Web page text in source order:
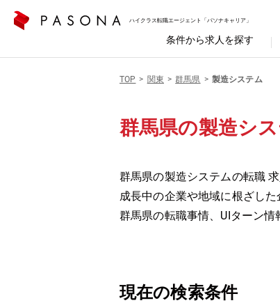
ハイクラス転職エージェント「パソナキャリア」
条件から求人を探す
TOP 関東 群馬県 製造システム
群馬県の製造シ
群馬県の製造システムの転職 求
成長中の企業や地域に根ざし
群馬県の転職事情、UIターン情
現在の検索条件